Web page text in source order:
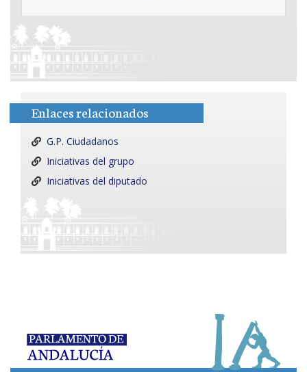
Enlaces relacionados
G.P. Ciudadanos
Iniciativas del grupo
Iniciativas del diputado